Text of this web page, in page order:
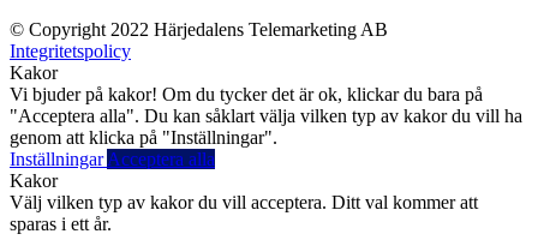
© Copyright 2022 Härjedalens Telemarketing AB
Integritetspolicy
Kakor
Vi bjuder på kakor! Om du tycker det är ok, klickar du bara på
"Acceptera alla". Du kan såklart välja vilken typ av kakor du vill ha
genom att klicka på "Inställningar".
InställningarAcceptera alla
Kakor
Välj vilken typ av kakor du vill acceptera. Ditt val kommer att
sparas i ett år.